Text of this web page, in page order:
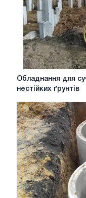
Обладнання
будівництва
в
умовах
нестійких
ґрунтів
Обладнання для
нестійких ґрунтів